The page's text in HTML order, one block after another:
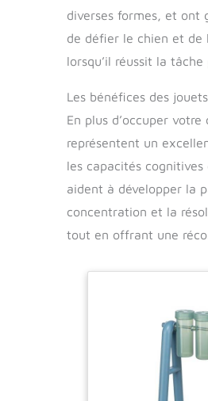
diverses formes, et ont
de défier le chien et de
lorsqu’il réussit la tâche
Les bénéfices des
En plus d’occuper
représentent un
les capacités
aident à développer la
concentration et la
tout en offrant une